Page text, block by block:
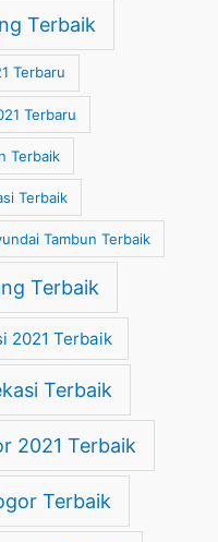
Terbaik
Terbaru
Terbaru
Terbaik
Terbaik
Tambun Terbaik
Terbaik
2021 Terbaik
Terbaik
2021 Terbaik
Terbaik